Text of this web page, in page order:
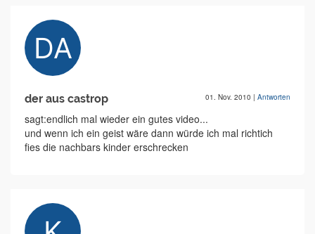
der aus castrop 01. Nov. 2010 | Antworten
sagt:endlich mal wieder ein gutes video...
und wenn ich ein geist wäre dann würde ich mal richtich
fies die nachbars kinder erschrecken